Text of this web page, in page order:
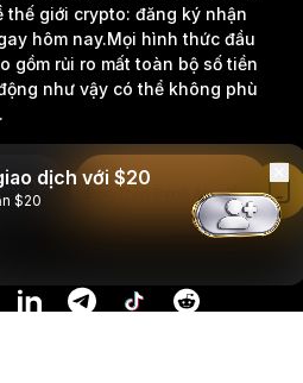
giới crypto: đăng ký nhận
hôm nay.Mọi hình thức đầu
gồm rủi ro mất toàn bộ số tiền
như vậy có thể không phù
Đăng Ký
dịch với $20
$20 Đọc Trên Bybit App